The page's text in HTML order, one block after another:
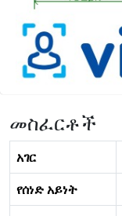
መስፈርቶች
አገር
የሰነድ አይነት